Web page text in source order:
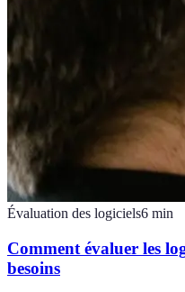
Évaluation des logiciels6 min
Comment évaluer les
besoins